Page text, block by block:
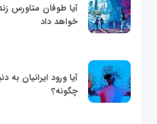
آیا طوفان متاورس
خواهد داد
آیا ورود ایرانیان
چگونه؟